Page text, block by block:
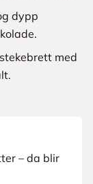
dypp
med
– da blir